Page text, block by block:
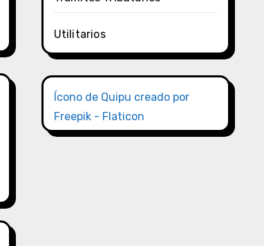
Utilitarios
Ícono de Quipu creado por
Freepik - Flaticon